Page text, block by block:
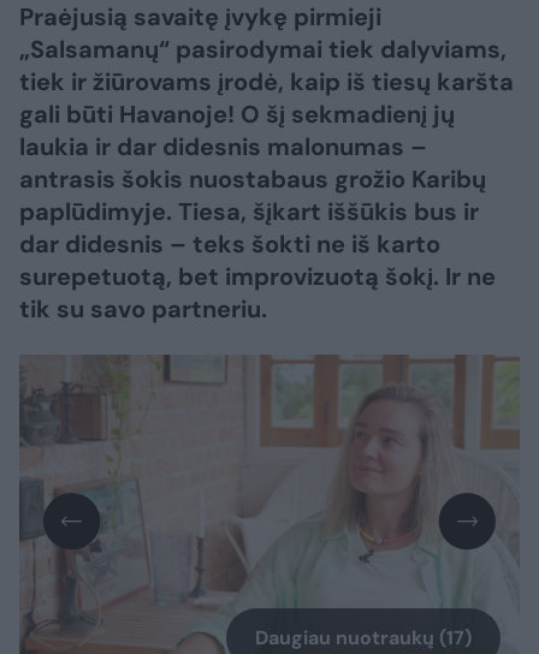
Praėjusią savaitę įvykę pirmieji
„Salsamanų“ pasirodymai tiek dalyviams,
tiek ir žiūrovams įrodė, kaip iš tiesų karšta
gali būti Havanoje! O šį sekmadienį jų
laukia ir dar didesnis malonumas –
antrasis šokis nuostabaus grožio Karibų
paplūdimyje. Tiesa, šįkart iššūkis bus ir
dar didesnis – teks šokti ne iš karto
surepetuotą, bet improvizuotą šokį. Ir ne
tik su savo partneriu.
Daugiau nuotraukų (17)